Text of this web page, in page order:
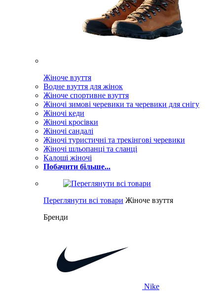
Жіноче взуття
Водне взуття для жінок
Жіноче спортивне взуття
Жіночі зимові черевики та черевики для снігу
Жіночі кеди
Жіночі кросівки
Жіночі сандалі
Жіночі туристичні та трекінгові черевики
Жіночі шльопанці та сланці
Калоші жіночі
Побачити більше...
Переглянути всі товари Жіноче взуття
Бренди
Nike